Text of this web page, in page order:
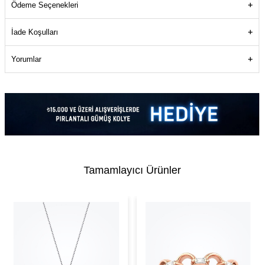
Ödeme Seçenekleri
İade Koşulları
Yorumlar
Tamamlayıcı Ürünler